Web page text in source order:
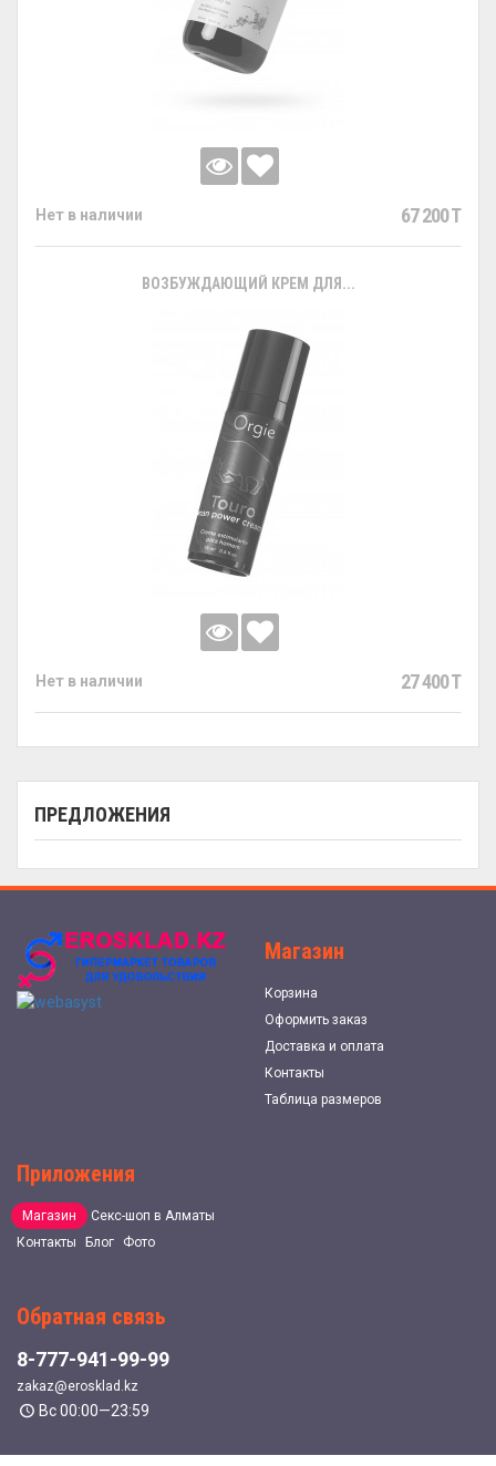
ПРЕДЛОЖЕНИЯ
Нет в наличии 67 200 T
ВОЗБУЖДАЮЩИЙ КРЕМ ДЛЯ...
Нет в наличии 27 400 T
Магазин
Корзина
Оформить заказ
Доставка и оплата
Контакты
Таблица размеров
Приложения
Магазин
Секс-шоп в Алматы
Контакты
Блог Фото
Обратная связь
8-777-941-99-99
zakaz@erosklad.kz
Вс 00:00—23:59